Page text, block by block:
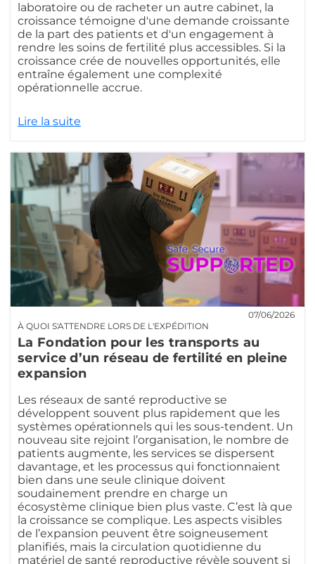
laboratoire ou de racheter un autre cabinet, la
croissance témoigne d'une demande croissante
de la part des patients et d'un engagement à
rendre les soins de fertilité plus accessibles. Si la
croissance crée de nouvelles opportunités, elle
entraîne également une complexité
opérationnelle accrue.
Lire la suite
À QUOI S'ATTENDRE LORS DE L'EXPÉDITION
07/06/2026
La Fondation pour les transports au
service d’un réseau de fertilité en pleine
expansion
Les réseaux de santé reproductive se
développent souvent plus rapidement que les
systèmes opérationnels qui les sous-tendent. Un
nouveau site rejoint l’organisation, le nombre de
patients augmente, les services se dispersent
davantage, et les processus qui fonctionnaient
bien dans une seule clinique doivent
soudainement prendre en charge un
écosystème clinique bien plus vaste. C’est là que
la croissance se complique. Les aspects visibles
de l’expansion peuvent être soigneusement
planifiés, mais la circulation quotidienne du
matériel de santé reproductive révèle souvent si